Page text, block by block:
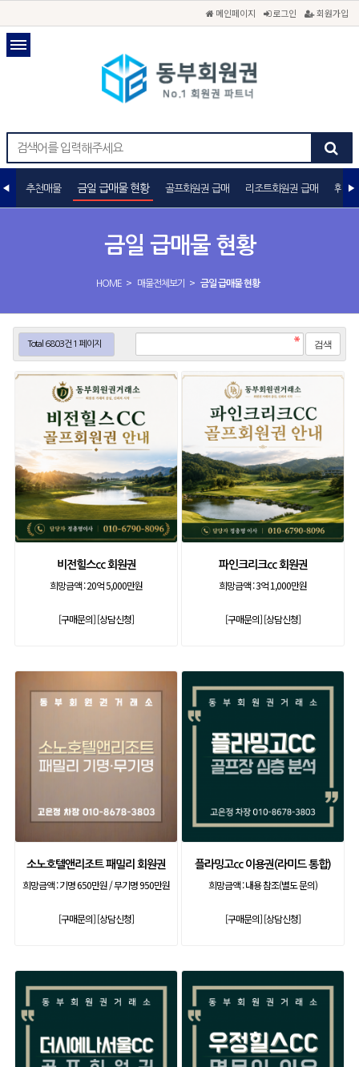
메인페이지 로그인 회원가입
금일 급매물 현황
HOME > 매물전체보기 > 금일 급매물 현황
추천매물 금일 급매물 현황 골프회원권 급매 리조트회원권 급매 휘트
Total 6803건 1 페이지
비전힐스cc 회원권
희망금액 :20억 5,000만원
[구매문의][상담신청]
파인크리크cc 회원권
희망금액 :3억 1,000만원
[구매문의][상담신청]
소노호텔앤리조트 패밀리 회원권
희망금액 :기명 650만원 / 무기명 950만원
[구매문의][상담신청]
플라밍고cc 이용권(라미드 통합)
희망금액 :내용 참조(별도 문의)
[구매문의][상담신청]